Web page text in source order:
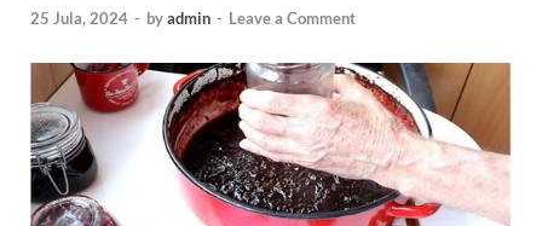
25 Jula, 2024 - byadmin - Leave a Comment